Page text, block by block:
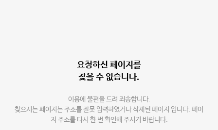
요청하신 페이지를
찾을 수 없습니다.
이용에 불편을 드려 죄송합니다.
찾으시는 페이지는 주소를 잘못 입력하였거나 삭제된 페이지 입니다. 페이
지 주소를 다시 한 번 확인해 주시기 바랍니다.